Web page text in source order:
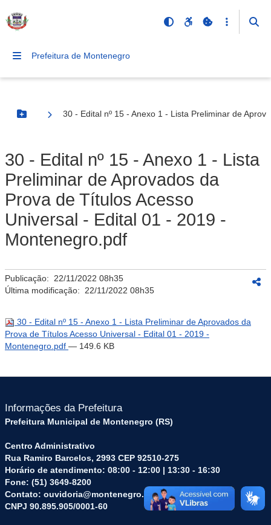
Prefeitura de Montenegro
Botão Menu
30 - Edital nº 15 - Anexo 1 - Lista Preliminar de
30 - Edital nº 15 - Anexo 1 - Lista
Preliminar de Aprovados da
Prova de Títulos Acesso
Universal - Edital 01 - 2019 -
Montenegro.pdf
Publicação: 22/11/2022 08h35
Última modificação: 22/11/2022 08h35
30 - Edital nº 15 - Anexo 1 - Lista Preliminar de Aprovados da
Prova de Títulos Acesso Universal - Edital 01 - 2019 -
Montenegro.pdf — 149.6 KB
Informações da Prefeitura
Prefeitura Municipal de Montenegro (RS)
Centro Administrativo
Rua Ramiro Barcelos, 2993 CEP 92510-275
Horário de atendimento: 08:00 - 12:00 | 13:30 - 16:30
Fone: (51) 3649-8200
Contato: ouvidoria@montenegro.rs.gov.br
CNPJ 90.895.905/0001-60